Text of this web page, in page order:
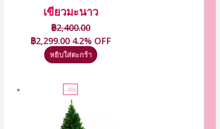
เขียวมะนาว
฿2,400.00
฿2,299.00 4.2% OFF
หยิบใส่ตะกร้า
-4%